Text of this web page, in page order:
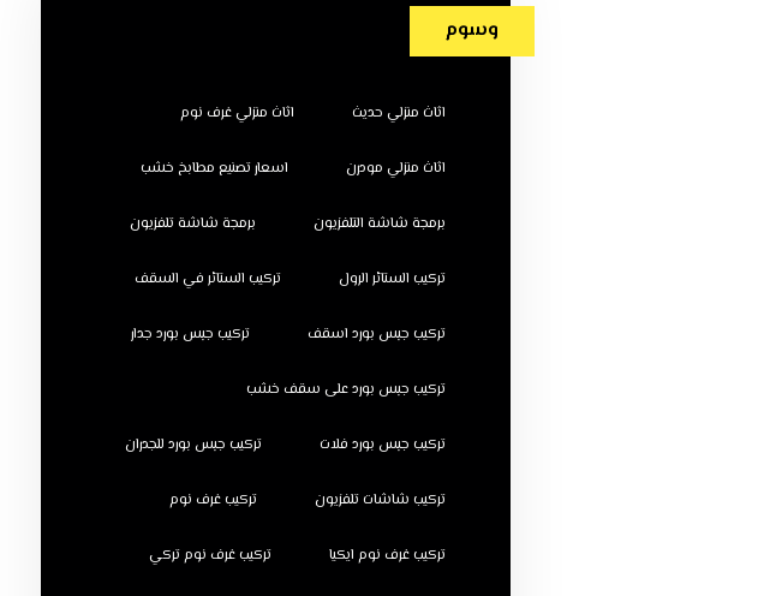
وسوم
اثاث منزلي حديث اثاث منزلي غرف نوم
اثاث منزلي مودرن اسعار تصنيع مطابخ خشب
برمجة شاشة التلفزيون برمجة شاشة تلفزيون
تركيب الستائر الرول تركيب الستائر في السقف
تركيب جبس بورد اسقف تركيب جبس بورد جدار
تركيب جبس بورد على سقف خشب
تركيب جبس بورد فلات تركيب جبس بورد للجدران
تركيب شاشات تلفزيون تركيب غرف نوم
تركيب غرف نوم ايكيا تركيب غرف نوم تركي